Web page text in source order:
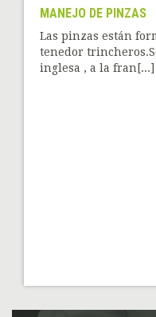
MANEJO DE PINZAS
Las pinzas están
tenedor
inglesa , a la fran[...]